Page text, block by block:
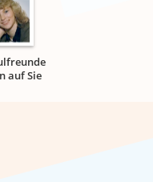
auf Sie